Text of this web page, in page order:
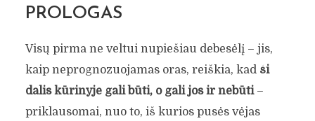
PROLOGAS
Visų pirma ne veltui nupiešiau debesėlį – jis,
kaip neprognozuojamas oras, reiškia, kad ši
dalis kūrinyje gali būti, o gali jos ir nebūti–
priklausomai, nuo to, iš kurios pusės vėjas